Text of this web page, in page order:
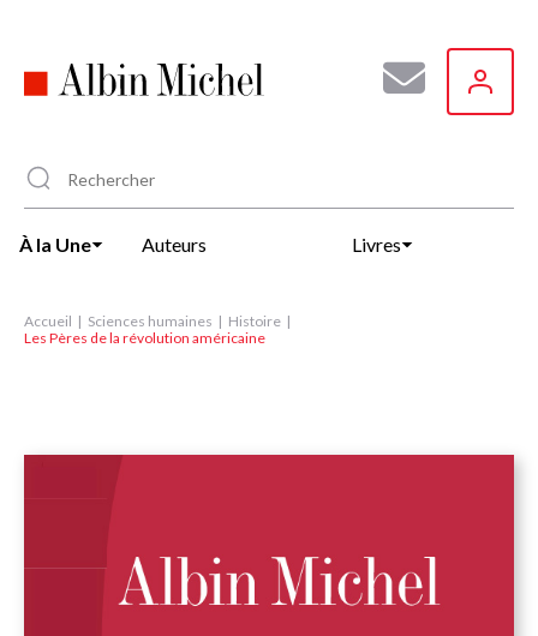
principal
À la Une Auteurs Livres
Accueil Sciences humaines
Histoire
Les Pères de la révolution américaine